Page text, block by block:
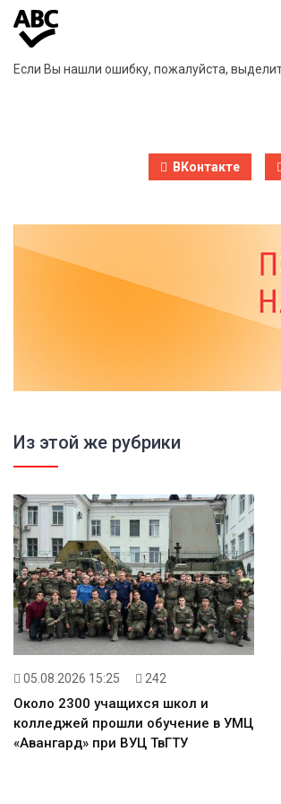
Если Вы нашли ошибку, пожалуйста,
ВКонтакте
Из этой же рубрики
05.08.2026 15:25 242
Около 2300 учащихся школ и
колледжей прошли обучение в УМЦ
«Авангард» при ВУЦ ТвГТУ